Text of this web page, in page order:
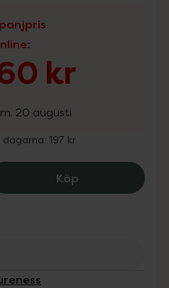
:
kr
20 augusti
dagarna: 197 kr
KöpPureness